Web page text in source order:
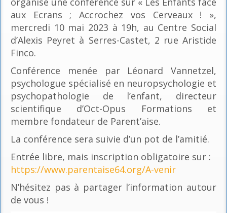
aux Ecrans ; Accrochez vos Cerveaux ! »,
mercredi 10 mai 2023 à 19h, au Centre Social
d’Alexis Peyret à Serres-Castet, 2 rue Aristide
Finco.
Conférence menée par Léonard Vannetzel,
psychologue spécialisé en neuropsychologie et
psychopathologie de l’enfant, directeur
scientifique d’Oct-Opus Formations et
membre fondateur de Parent’aise.
La conférence sera suivie d’un pot de l’amitié.
Entrée libre, mais inscription obligatoire sur :
https://www.parentaise64.org/A-venir
N’hésitez pas à partager l’information autour
de vous !